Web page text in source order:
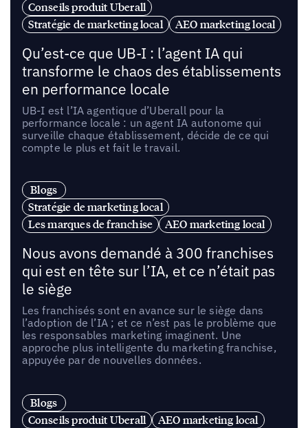
Conseils produit Uberall
Stratégie de marketing local
AEO marketing local
Qu’est-ce que UB-I : l’agent IA qui
transforme le chaos des établissements
en performance locale
UB-I est l’IA agentique d’Uberall pour la
performance locale : un agent IA autonome qui
surveille chaque établissement, décide de ce qui
compte le plus et fait le travail.
Blogs
Stratégie de marketing local
Les marques de franchise
AEO marketing local
Nous avons demandé à 300 franchises
qui est en tête sur l’IA, et ce n’était pas
le siège
Les franchisés sont en avance sur le siège dans
l’adoption de l’IA ; et ce n’est pas le problème que
les responsables marketing imaginent. Une
approche plus intelligente du marketing franchise,
appuyée par de nouvelles données.
Blogs
Conseils produit Uberall
AEO marketing local